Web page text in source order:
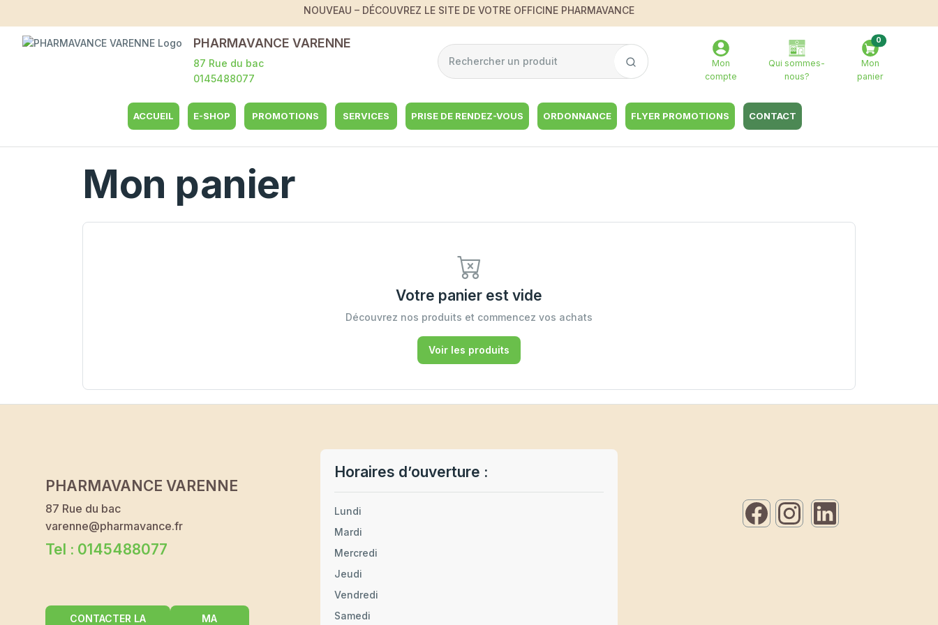
NOUVEAU – DÉCOUVREZ LE SITE DE VOTRE OFFICINE PHARMAVANCE
PHARMAVANCE VARENNE
87 Rue du bac
0145488077
Mon
compte
Qui sommes-
nous?
0
Mon
panier
ACCUEIL E-SHOP PROMOTIONS SERVICES PRISE DE RENDEZ-VOUS ORDONNANCE FLYER PROMOTIONS CONTACT
Mon panier
Votre panier est vide
Découvrez nos produits et commencez vos achats
Voir les produits
PHARMAVANCE VARENNE
87 Rue du bac
varenne@pharmavance.fr
Tel : 0145488077
CONTACTER LA MA
Horaires d’ouverture :
Lundi
Mardi
Mercredi
Jeudi
Vendredi
Samedi